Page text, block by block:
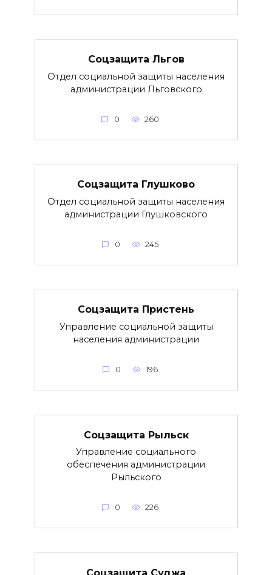
Соцзащита Льгов
Отдел социальной защиты населения
администрации Льговского
0 260
Соцзащита Глушково
Отдел социальной защиты населения
администрации Глушковского
0 245
Соцзащита Пристень
Управление социальной защиты
населения администрации
0 196
Соцзащита Рыльск
Управление социального
обеспечения администрации
Рыльского
0 226
Соцзащита Суджа